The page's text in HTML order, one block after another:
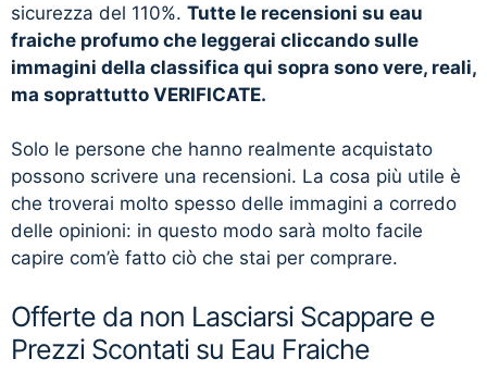
sicurezza del 110%. Tutte le recensioni su eau
fraiche profumo che leggerai cliccando sulle
immagini della classifica qui sopra sono vere, reali,
ma soprattutto VERIFICATE.
Solo le persone che hanno realmente acquistato
possono scrivere una recensioni. La cosa più utile è
che troverai molto spesso delle immagini a corredo
delle opinioni: in questo modo sarà molto facile
capire com’è fatto ciò che stai per comprare.
Offerte da non Lasciarsi Scappare e
Prezzi Scontati su Eau Fraiche